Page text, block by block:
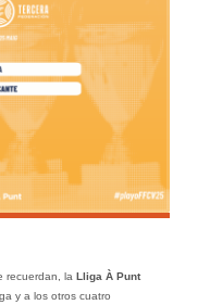
recuerdan, la Lliga À Punt
y a los otros cuatro